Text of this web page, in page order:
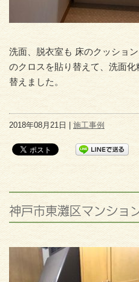
洗面、脱衣室も 床のクッショ
のクロスを貼り替えて、洗面
替えました。
2018年08月21日 | 施工事例
神戸市東灘区マンショ